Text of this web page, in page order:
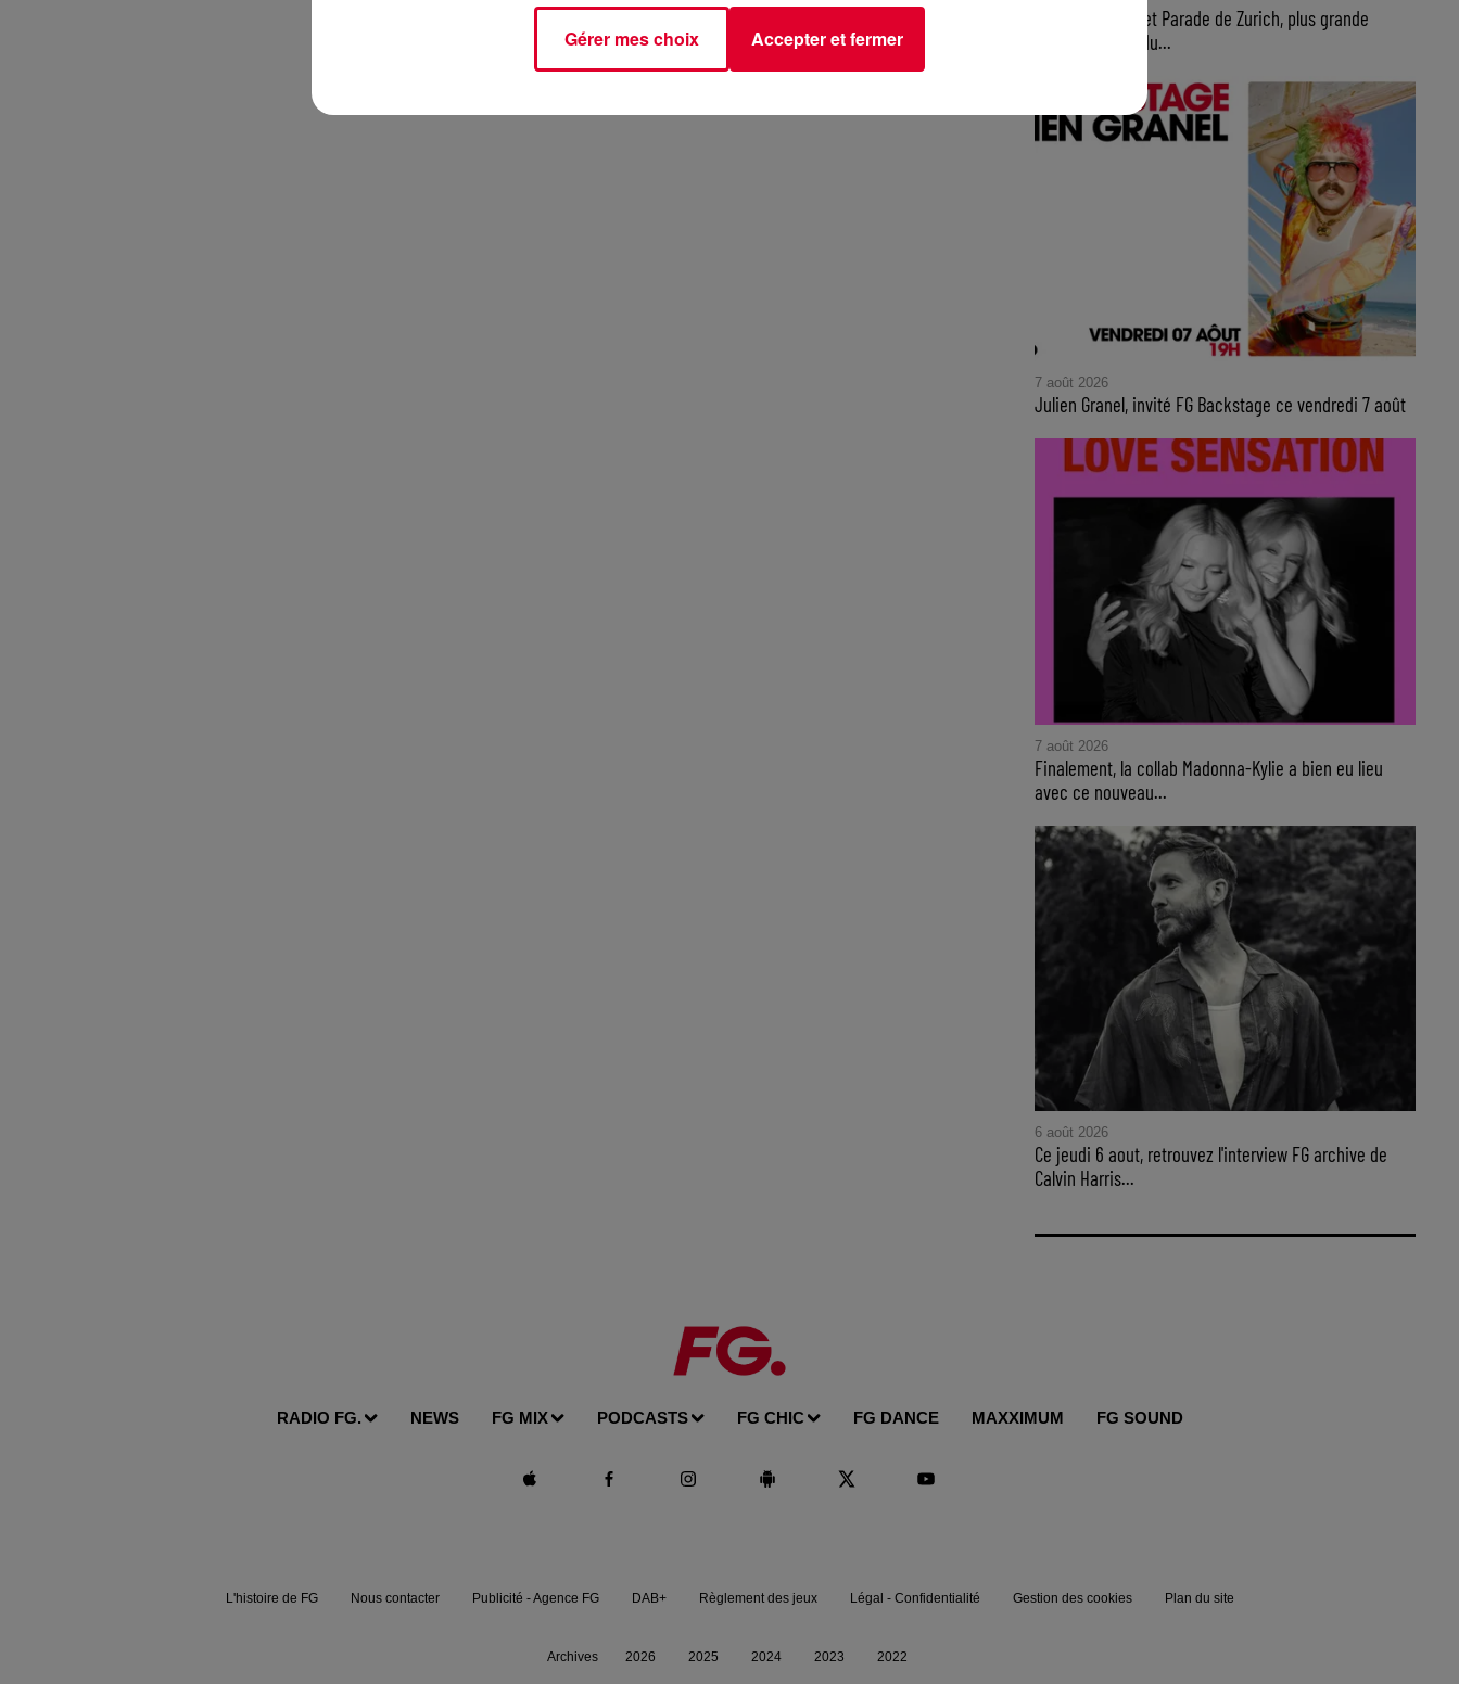
Ce samedi, Street Parade de Zurich, plus grande
parade électro du...
7 août 2026
Julien Granel, invité FG Backstage ce vendredi 7 août
7 août 2026
Finalement, la collab Madonna-Kylie a bien eu lieu
avec ce nouveau...
6 août 2026
Ce jeudi 6 aout, retrouvez l'interview FG archive de
Calvin Harris...
RADIO FG. NEWS FG MIX PODCASTS FG CHIC FG DANCE MAXXIMUM FG SOUND
L'histoire de FG Nous contacter Publicité - Agence FG DAB+ Règlement des jeux Légal - Confidentialité Gestion des cookies Plan du site
Archives 2026 2025 2024 2023 2022
Gérer mes choix Accepter et fermer